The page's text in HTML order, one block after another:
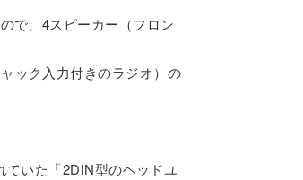
で、4スピーカー（フロン
ック入力付きのラジオ）の
ていた「2DIN型のヘッドユ